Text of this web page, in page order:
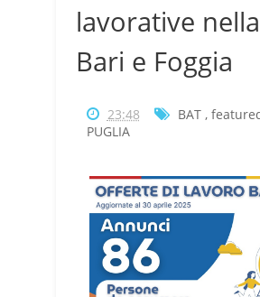
lavorative
Bari e Foggia
23:48 BAT,
PUGLIA